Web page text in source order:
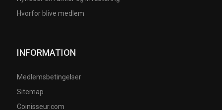
Hvorfor blive medlem
INFORMATION
Medlemsbetingelser
Sitemap
Coinisseur.com